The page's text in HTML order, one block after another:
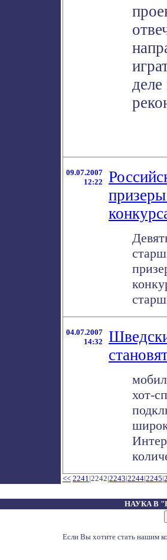
09.07.2007
12:22
04.07.2007
14:32
хот-
<< 2241|2242|2243|2244|2245|
НАУКА В
Если Вы хотите стать нашим